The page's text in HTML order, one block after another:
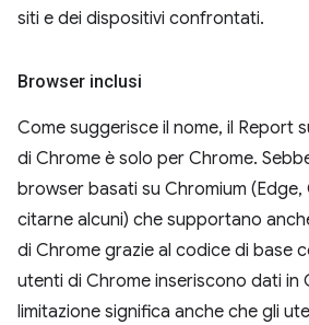
siti e dei dispositivi confrontati.
Browser inclusi
Come suggerisce il nome, il Report
di Chrome è solo per Chrome.
browser basati su Chromium
citarne alcuni) che supportano
di Chrome grazie al codice di base
utenti di Chrome inseriscono dati in
limitazione significa anche che gli